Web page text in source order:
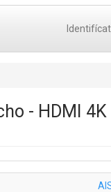
- HDMI